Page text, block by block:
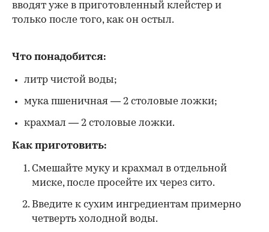
вводят уже в приготовленный клейстер и
только после того, как он остыл.
Что понадобится:
литр чистой воды;
мука пшеничная — 2 столовые ложки;
крахмал — 2 столовые ложки.
Как приготовить:
Смешайте муку и крахмал в отдельной
миске, после просейте их через сито.
Введите к сухим ингредиентам примерно
четверть холодной воды.